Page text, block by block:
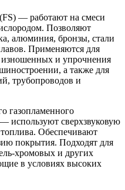
— работают на смеси
Позволяют
алюминия, бронзы, стали
Применяются для
изношенных и упрочнения
а также для
трубопроводов и
газопламенного
сверхзвуковую
Обеспечивают
покрытия. Подходят для
хромовых и других
в условиях высоких